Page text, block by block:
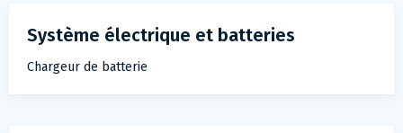
Système électrique et batteries
Chargeur de batterie